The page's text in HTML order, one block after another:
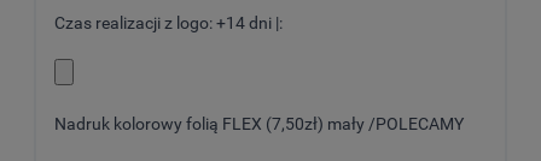
Czas realizacji z logo: +14 dni |:
Nadruk kolorowy folią FLEX (7,50zł) mały /POLECAMY